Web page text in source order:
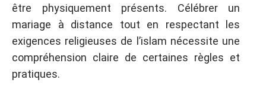
être physiquement présents. Célébrer un
mariage à distance tout en respectant les
exigences religieuses de l’islam nécessite une
compréhension claire de certaines règles et
pratiques.